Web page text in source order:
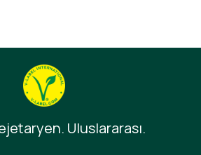
Uluslararası.